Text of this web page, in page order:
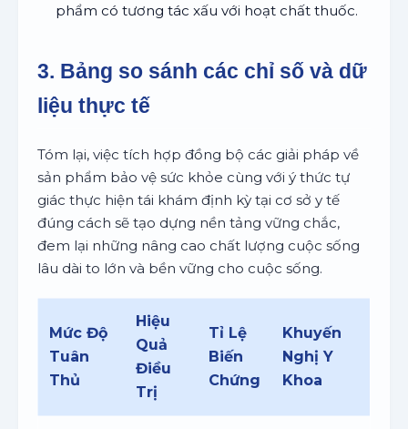
phẩm có tương tác xấu với hoạt chất thuốc.
3. Bảng so sánh các chỉ số và dữ
liệu thực tế
Tóm lại, việc tích hợp đồng bộ các giải pháp về
sản phẩm bảo vệ sức khỏe cùng với ý thức tự
giác thực hiện tái khám định kỳ tại cơ sở y tế
đúng cách sẽ tạo dựng nền tảng vững chắc,
đem lại những nâng cao chất lượng cuộc sống
lâu dài to lớn và bền vững cho cuộc sống.
Mức Độ
Tuân
Thủ
Hiệu
Quả
Điều
Trị
Tỉ Lệ
Biến
Chứng
Khuyến
Nghị Y
Khoa